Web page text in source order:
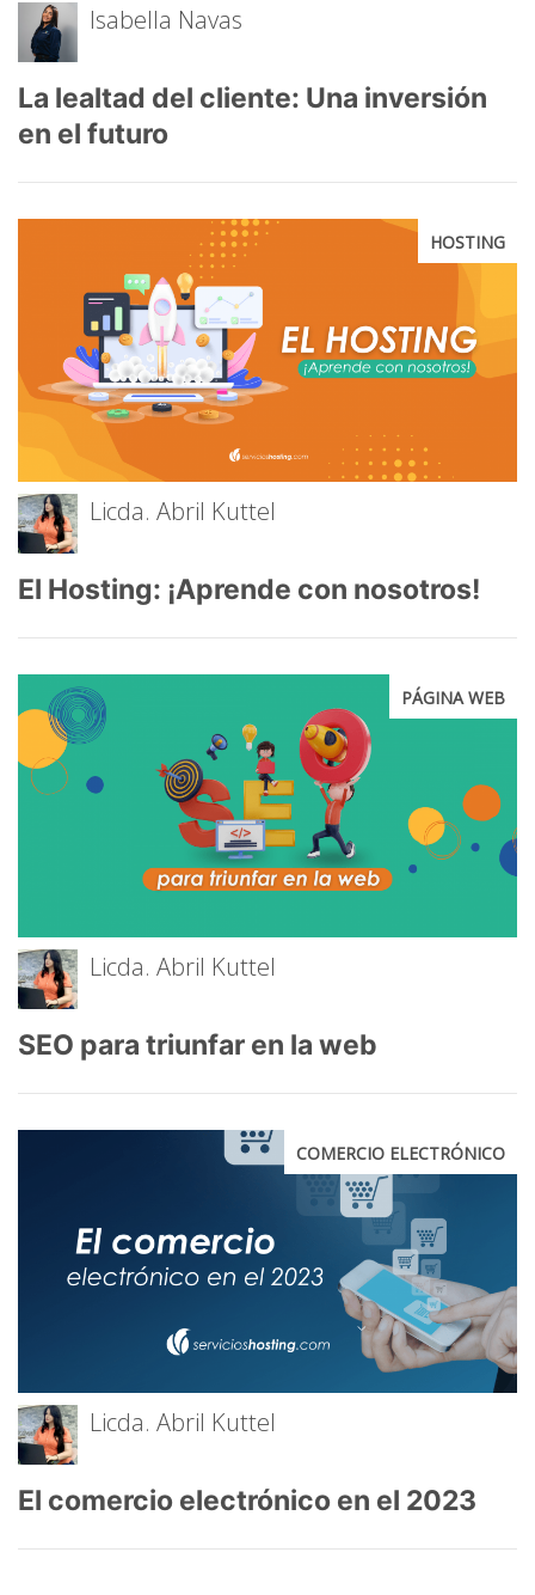
Isabella Navas
La lealtad del cliente: Una inversión
en el futuro
HOSTING
Licda. Abril Kuttel
El Hosting: ¡Aprende con nosotros!
PÁGINA WEB
Licda. Abril Kuttel
SEO para triunfar en la web
COMERCIO ELECTRÓNICO
Licda. Abril Kuttel
El comercio electrónico en el 2023